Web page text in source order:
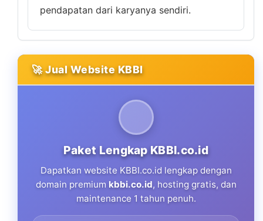
pendapatan dari karyanya sendiri.
🚀 Jual Website KBBI
Paket Lengkap KBBI.co.id
Dapatkan website KBBI.co.id lengkap dengan
domain premium kbbi.co.id, hosting gratis, dan
maintenance 1 tahun penuh.